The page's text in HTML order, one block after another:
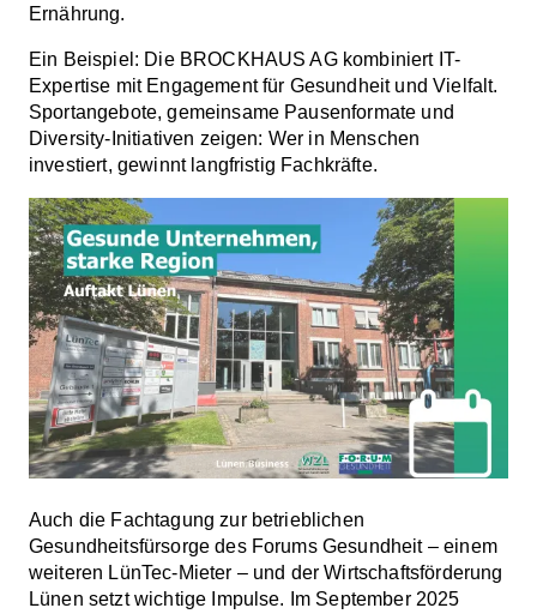
Ernährung.
Ein Beispiel: Die BROCKHAUS AG kombiniert IT-
Expertise mit Engagement für Gesundheit und Vielfalt.
Sportangebote, gemeinsame Pausenformate und
Diversity-Initiativen zeigen: Wer in Menschen
investiert, gewinnt langfristig Fachkräfte.
Auch die Fachtagung zur betrieblichen
Gesundheitsfürsorge des Forums Gesundheit – einem
weiteren LünTec-Mieter – und der Wirtschaftsförderung
Lünen setzt wichtige Impulse. Im September 2025